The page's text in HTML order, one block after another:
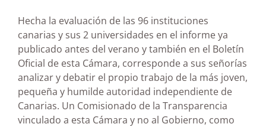
Hecha la evaluación de las 96 instituciones
canarias y sus 2 universidades en el informe ya
publicado antes del verano y también en el Boletín
Oficial de esta Cámara, corresponde a sus señorías
analizar y debatir el propio trabajo de la más joven,
pequeña y humilde autoridad independiente de
Canarias. Un Comisionado de la Transparencia
vinculado a esta Cámara y no al Gobierno, como